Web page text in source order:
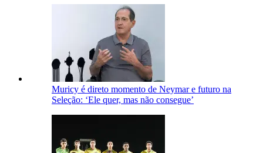
Muricy é direto momento de Neymar e futuro na
Seleção: ‘Ele quer, mas não consegue’